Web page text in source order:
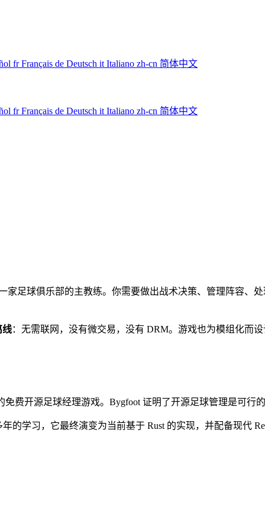
frFrançais de Deutsch it Italiano zh-cn 简体中文
frFrançais de Deutsch it Italiano zh-cn 简体中文
足球俱乐部的主教练。你需要做出战术决策、管理阵容、
线：无需联网，没有微交易，没有 DRM。游戏也为模组化而
免费开源足球经理游戏。Bygfoot 证明了开源足球管理是可行
的学习，它最终演变为当前基于 Rust 的实现，并配备现代